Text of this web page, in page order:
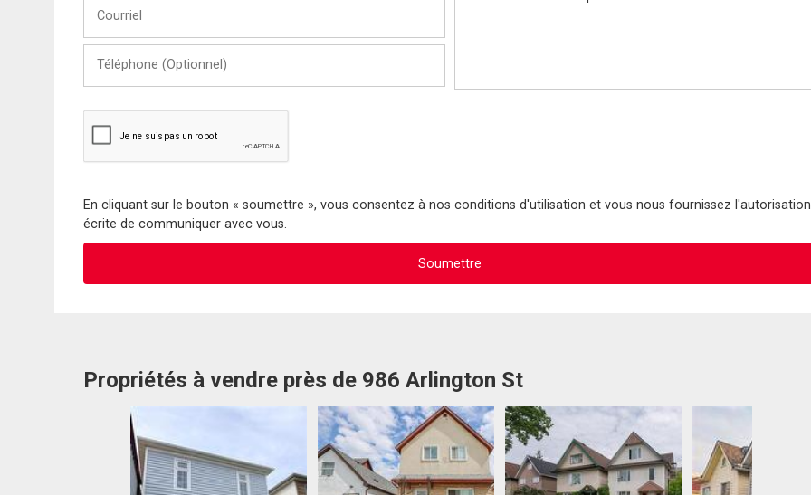
(Optionnel)
En cliquant sur le bouton « soumettre », vous consentez à nos conditions d'utilisation et vous nous fournissez l'autorisation
écrite de communiquer avec vous.
Propriétés à vendre près de 986 Arlington St